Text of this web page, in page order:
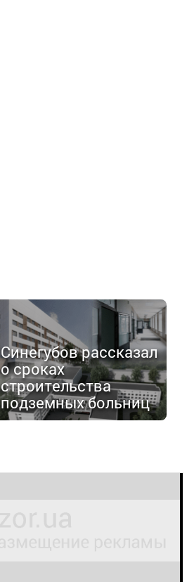
Синегубов рассказал
о сроках
строительства
подземных больниц